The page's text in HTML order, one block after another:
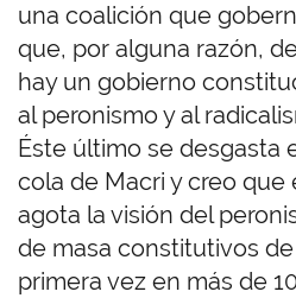
una coalición que
que, por alguna razón,
hay un gobierno
al peronismo y al
Éste último se desgasta
cola de Macri y creo que
agota la visión del
de masa constitutivos
primera vez en más de